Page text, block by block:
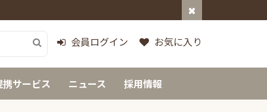
会員ログイン お気に入り
携サービス ニュース 採用情報